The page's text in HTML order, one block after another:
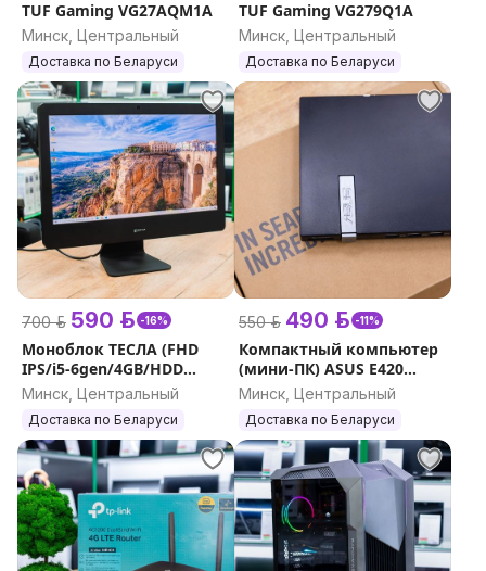
TUF Gaming VG27AQM1A
Минск, Центральный
Доставка по Беларуси
TUF Gaming VG279Q1A
Минск, Центральный
Доставка по Беларуси
700 р. 590 р. -16%
Моноблок ТЕСЛА (FHD
IPS/i5-6gen/4GB/HDD
500GB)
Минск, Центральный
Доставка по Беларуси
550 р. 490 р. -11%
Компактный компьютер
(мини-ПК) ASUS E420
(Celeron 3865U, Intel HD
Graphics 610, ОЗУ 4GB, SSD
128GB)
Минск, Центральный
Доставка по Беларуси